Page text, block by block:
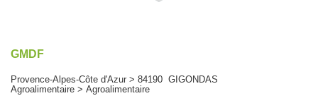
GMDF
Provence-Alpes-Côte d'Azur > 84190 GIGONDAS
Agroalimentaire > Agroalimentaire